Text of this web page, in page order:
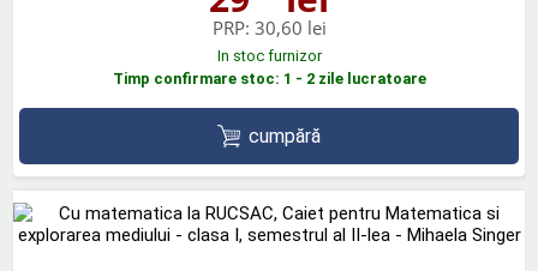
PRP: 30,60 lei
In stoc furnizor
Timp confirmare stoc: 1 - 2 zile lucratoare
cumpără